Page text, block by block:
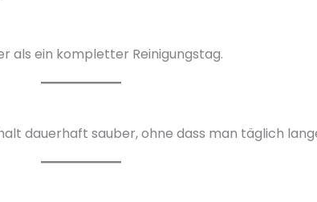
als ein kompletter Reinigungstag.
dauerhaft sauber, ohne dass man täglich